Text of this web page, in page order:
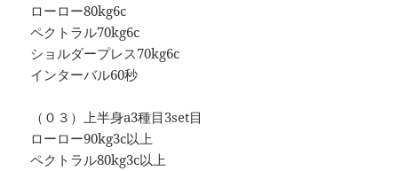
ローロー80kg6c
ペクトラル70kg6c
ショルダープレス70kg6c
インターバル60秒
（０３）上半身a3種目3set目
ローロー90kg3c以上
ペクトラル80kg3c以上